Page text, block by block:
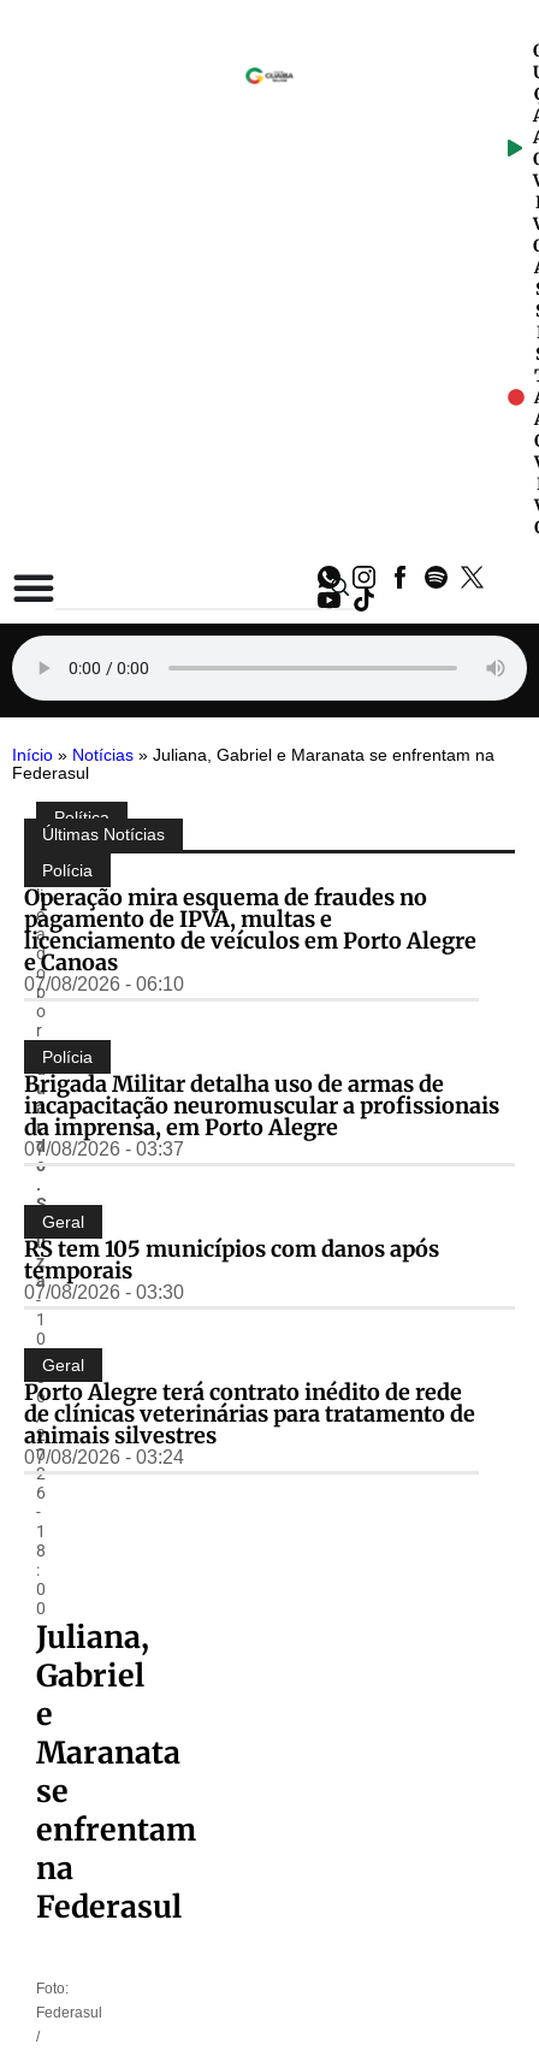
Início » Notícias » Juliana, Gabriel e Maranata se enfrentam na
Federasul
Compartilhe:
Política
P
b
li
c
a
d
o
p
o
r
E
d
u
a
r
d
o
.
S
o
u
z
a
-
1
0
0
6
/
2
0
2
6
-
1
8
:
0
0
Juliana,
Gabriel
e
Maranata
se
enfrentam
na
Federasul
Foto:
Federasul
/
Últimas Notícias
Polícia
Operação mira esquema de fraudes no
pagamento de IPVA, multas e
licenciamento de veículos em Porto Alegre
e Canoas
07/08/2026 - 06:10
Polícia
Brigada Militar detalha uso de armas de
incapacitação neuromuscular a profissionais
da imprensa, em Porto Alegre
07/08/2026 - 03:37
Geral
RS tem 105 municípios com danos após
temporais
07/08/2026 - 03:30
Geral
Porto Alegre terá contrato inédito de rede
de clínicas veterinárias para tratamento de
animais silvestres
07/08/2026 - 03:24